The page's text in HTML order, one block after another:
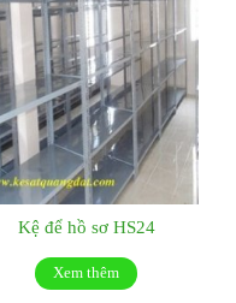
Kệ để hồ sơ HS24
Xem thêm